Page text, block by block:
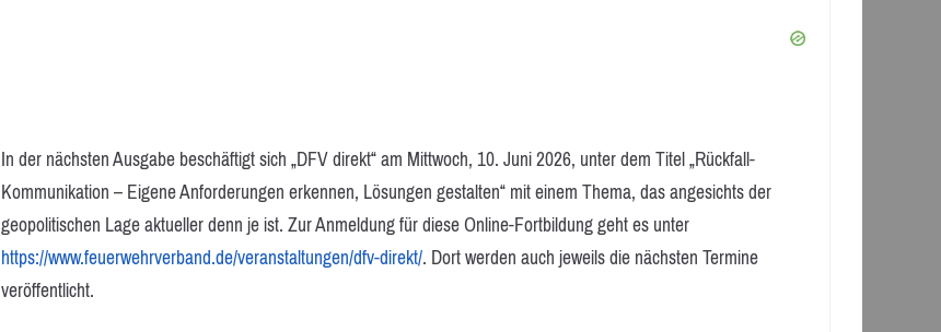
In der nächsten Ausgabe beschäftigt sich „DFV direkt“ am Mittwoch, 10. Juni 2026, unter dem Titel „Rückfall-
Kommunikation – Eigene Anforderungen erkennen, Lösungen gestalten“ mit einem Thema, das angesichts der
geopolitischen Lage aktueller denn je ist. Zur Anmeldung für diese Online-Fortbildung geht es unter
https://www.feuerwehrverband.de/veranstaltungen/dfv-direkt/. Dort werden auch jeweils die nächsten Termine
veröffentlicht.